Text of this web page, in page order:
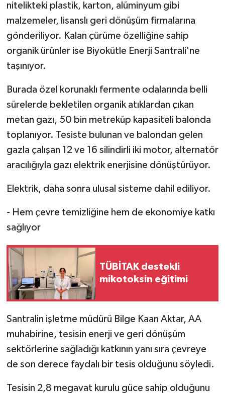
nitelikteki plastik, karton, alüminyum gibi
malzemeler, lisanslı geri dönüşüm firmalarına
gönderiliyor. Kalan çürüme özelliğine sahip
organik ürünler ise Biyokütle Enerji Santrali'ne
taşınıyor.
Burada özel korunaklı fermente odalarında belli
sürelerde bekletilen organik atıklardan çıkan
metan gazı, 50 bin metreküp kapasiteli balonda
toplanıyor. Tesiste bulunan ve balondan gelen
gazla çalışan 12 ve 16 silindirli iki motor, alternatör
aracılığıyla gazı elektrik enerjisine dönüştürüyor.
Elektrik, daha sonra ulusal sisteme dahil ediliyor.
- Hem çevre temizliğine hem de ekonomiye katkı
sağlıyor
TÜBİTAK destekli
mikotoksin eğitimi
Santralin işletme müdürü Bilge Kaan Aktar, AA
muhabirine, tesisin enerji ve geri dönüşüm
sektörlerine sağladığı katkının yanı sıra çevreye
de son derece faydalı bir tesis olduğunu söyledi.
Tesisin 2,8 megavat kurulu güce sahip olduğunu